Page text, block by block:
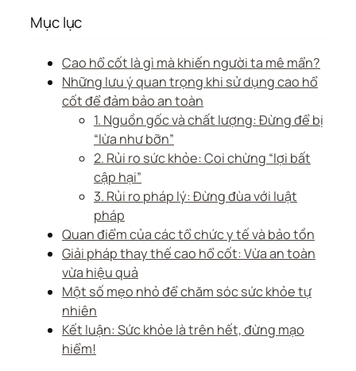
Mục lục
Cao hổ cốt là gì mà khiến người ta mê mẩn?
Những lưu ý quan trọng khi sử dụng cao hổ
cốt để đảm bảo an toàn
1. Nguồn gốc và chất lượng: Đừng để bị
“lừa như bỡn”
2. Rủi ro sức khỏe: Coi chừng “lợi bất
cập hại”
3. Rủi ro pháp lý: Đừng đùa với luật
pháp
Quan điểm của các tổ chức y tế và bảo tồn
Giải pháp thay thế cao hổ cốt: Vừa an toàn
vừa hiệu quả
Một số mẹo nhỏ để chăm sóc sức khỏe tự
nhiên
Kết luận: Sức khỏe là trên hết, đừng mạo
hiểm!